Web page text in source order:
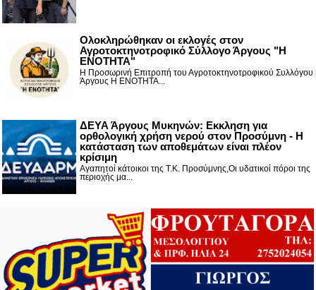
Ολοκληρώθηκαν οι εκλογές στον
Αγροτοκτηνοτροφικό Σύλλογο Άργους "Η
ΕΝΟΤΗΤΑ"
Η Προσωρινή Επιτροπή του Αγροτοκτηνοτροφικού Συλλόγου
Άργους Η ΕΝΟΤΗΤΑ...
ΔΕΥΑ Άργους Μυκηνών: Εκκληση για
ορθολογική χρήση νερού στον Προσύμνη - Η
κατάσταση των αποθεμάτων είναι πλέον
κρίσιμη
Αγαπητοί κάτοικοι της Τ.Κ. Προσύμνης,Οι υδατικοί πόροι της
περιοχής μα...